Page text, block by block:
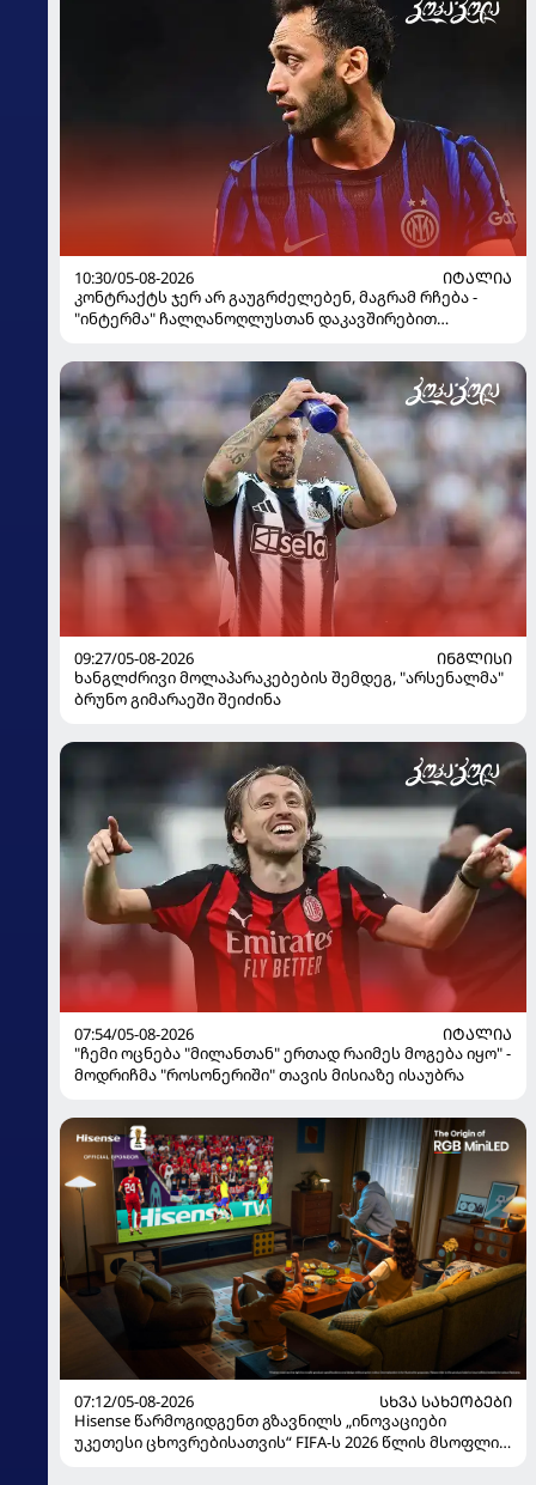
10:30/05-08-2026
ᲘᲢᲐᲚᲘᲐ
კონტრაქტს ჯერ არ გაუგრძელებენ, მაგრამ რჩება -
"ინტერმა" ჩალღანოღლუსთან დაკავშირებით
09:27/05-08-2026
ᲘᲜᲒᲚᲘᲡᲘ
ხანგლძრივი მოლაპარაკებების შემდეგ, "არსენალმა"
ბრუნო გიმარაეში შეიძინა
07:54/05-08-2026
ᲘᲢᲐᲚᲘᲐ
"ჩემი ოცნება "მილანთან" ერთად რაიმეს მოგება იყო" -
მოდრიჩმა "როსონერიში" თავის მისიაზე ისაუბრა
07:12/05-08-2026
ᲡᲮᲕᲐ ᲡᲐᲮᲔᲝᲑᲔᲑᲘ
Hisense წარმოგიდგენთ გზავნილს „ინოვაციები
უკეთესი ცხოვრებისათვის“ FIFA-ს 2026 წლის მსოფლიო